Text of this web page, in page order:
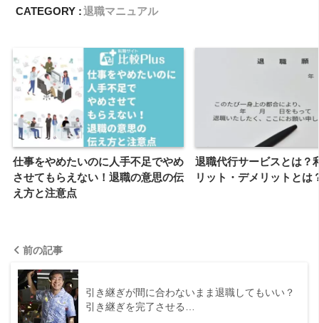
CATEGORY :退職マニュアル
仕事をやめたいのに人手不足でやめ
させてもらえない！退職の意思の伝
え方と注意点
退職代行サービスとは？
リット・デメリットとは
前の記事
引き継ぎが間に合わないまま退職してもいい？
引き継ぎを完了させる…